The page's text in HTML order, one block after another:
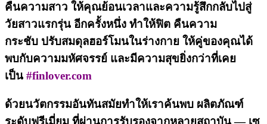
คืนความสาว ให้คุณย้อนเวลาและความรู้สึกกลับไปสู่
วัยสาวแรกรุ่น อีกครั้งหนึ่ง ทำให้ฟิต คืนความ
กระชับ ปรับสมดุลฮอร์โมนในร่างกาย ให้คู่ของคุณได้
พบกับความมหัศจรรย์ และมีความสุขยิ่งกว่าที่เคย
เป็น #finlover.com
ด้วยนวัตกรรมอันทันสมัยทำให้เราค้นพบ ผลิตภัณฑ์
ระดับฟรีเมี่ยม ที่ผ่านการรับรองจากหลายสถาบัน — เซ